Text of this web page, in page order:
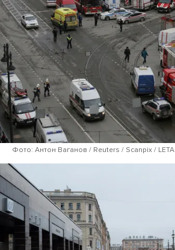
Фото: Антон Ваганов / Reuters / Scanpix / LETA